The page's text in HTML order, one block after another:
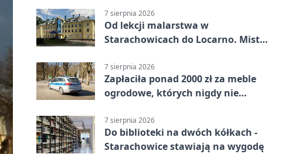
7 sierpnia 2026
Od lekcji malarstwa w
Starachowicach do Locarno. Mistrz
7 sierpnia 2026
Zapłaciła ponad 2000 zł za meble
ogrodowe, których nigdy nie
7 sierpnia 2026
Do biblioteki na dwóch kółkach -
Starachowice stawiają na wygodę